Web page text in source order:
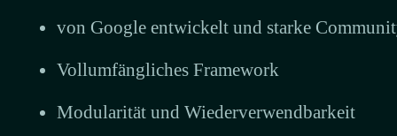
von Google entwickelt und starke
Vollumfängliches Framework
Modularität und Wiederverwendbarkeit